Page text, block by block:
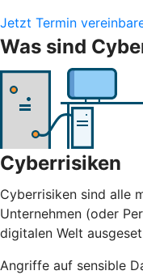
Jetzt Termin
Was sind
Cyberrisiken
Cyberrisiken sind alle
Unternehmen (oder
digitalen Welt
Angriffe auf sensible